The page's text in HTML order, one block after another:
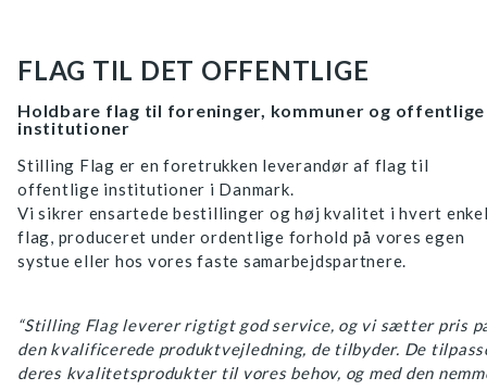
FLAG TIL DET OFFENTLIGE
Holdbare flag til foreninger, kommuner og offentlige
institutioner
Stilling Flag er en foretrukken leverandør af flag til
offentlige institutioner i Danmark.
Vi sikrer ensartede bestillinger og høj kvalitet i hvert
flag, produceret under ordentlige forhold på vores egen
systue eller hos vores faste samarbejdspartnere.
“Stilling Flag leverer rigtigt god service, og vi sætter pris
den kvalificerede produktvejledning, de tilbyder. De
deres kvalitetsprodukter til vores behov, og med den